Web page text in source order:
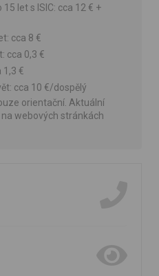
let s ISIC: cca 12 € +
cca 8 €
cca 0,3 €
1,3 €
cca 10 €/dospělý
orientační. Aktuální
webových stránkách